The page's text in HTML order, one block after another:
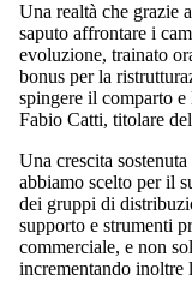
Una realtà che grazie
saputo affrontare i
evoluzione, trainato
bonus per la
spingere il comparto e
Fabio Catti, titolare
Una crescita
abbiamo scelto per il
dei gruppi di
supporto e strumenti
commerciale, e non
incrementando inoltre